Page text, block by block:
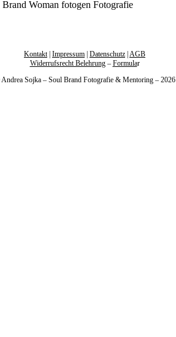
Kontakt| Impressum Datenschutz AGB
Widerrufsrecht Belehrung– Formular
Sojka – Soul Brand Fotografie & Mentoring – 2026